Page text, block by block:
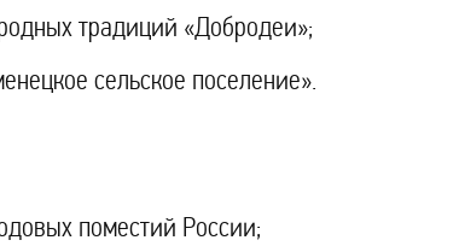
традиций «Добродеи»;
сельское поселение».
поместий России;